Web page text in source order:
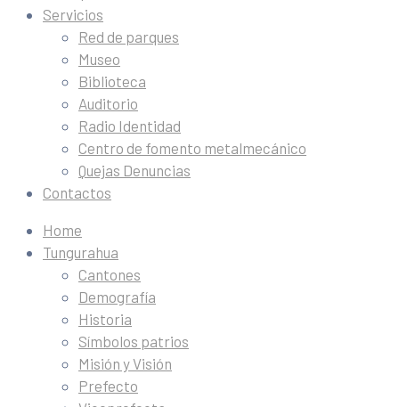
Servicios
Red de parques
Museo
Biblioteca
Auditorio
Radio Identidad
Centro de fomento metalmecánico
Quejas Denuncias
Contactos
Home
Tungurahua
Cantones
Demografía
Historia
Símbolos patrios
Misión y Visión
Prefecto